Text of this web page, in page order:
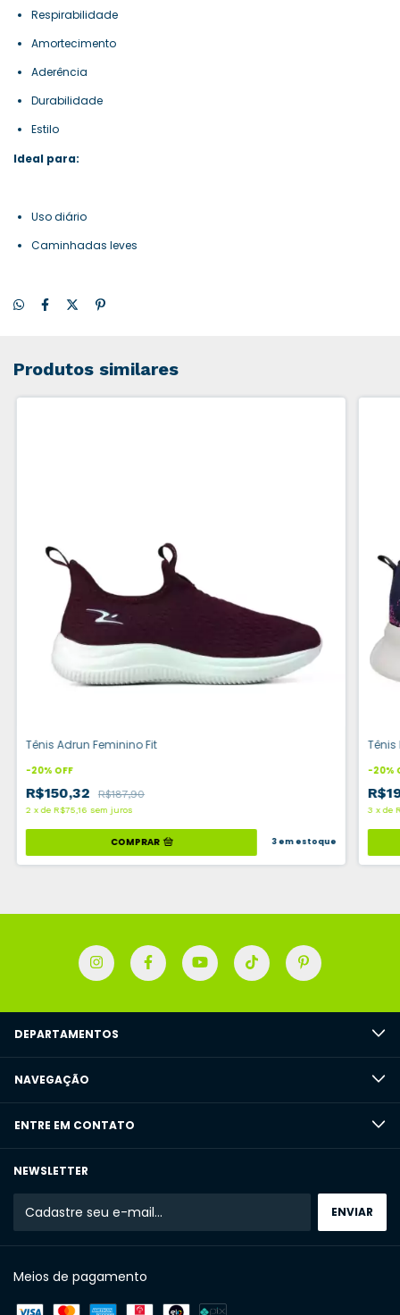
Respirabilidade
Amortecimento
Aderência
Durabilidade
Estilo
Ideal para:
Uso diário
Caminhadas leves
Produtos similares
Tênis Adrun Feminino Fit
-20% OFF
R$150,32 R$187,90
2 xde R$75,16 sem juros
COMPRAR 3em estoque
Tênis
-20%
3 xde
DEPARTAMENTOS
NAVEGAÇÃO
ENTRE EM CONTATO
NEWSLETTER
Meios de pagamento